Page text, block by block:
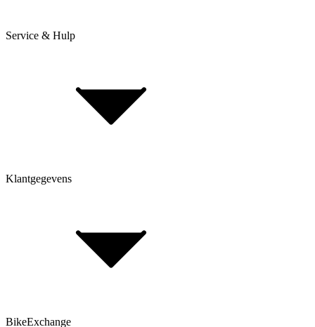
Levering & verzending
Service & Hulp
Bepaal framehoogte
Klant account
Klantgegevens
Algemene voorwaarden
BikeExchange